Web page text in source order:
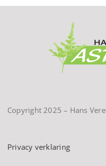
Copyright 2025 – Hans
Privacy verklaring